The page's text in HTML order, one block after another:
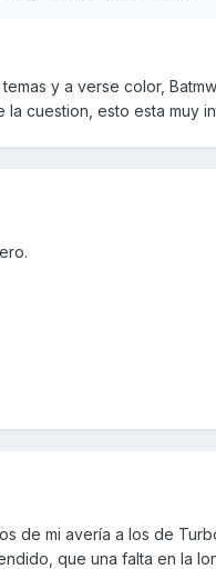
y a verse color,
la cuestion, esto esta muy
de mi avería a los de
que una falta en la